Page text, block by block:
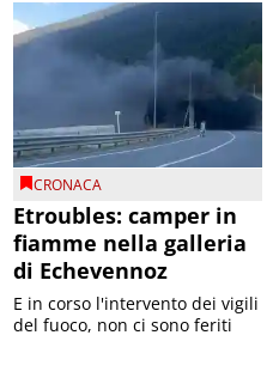
CRONACA
Etroubles: camper in
fiamme nella galleria
di Echevennoz
E in corso l'intervento dei vigili
del fuoco, non ci sono feriti